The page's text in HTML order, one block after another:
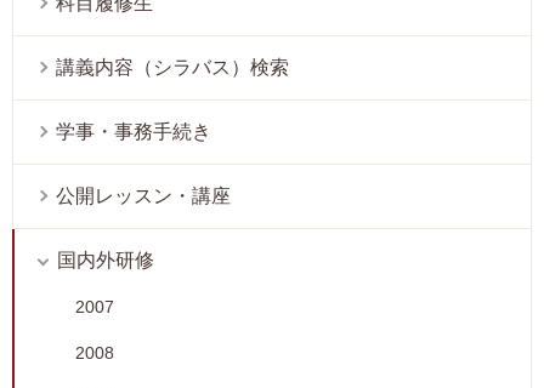
講義内容（シラバス）検索
学事・事務手続き
公開レッスン・講座
国内外研修
2007
2008